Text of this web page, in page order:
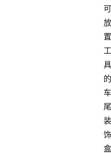
可
放
置
工
具
的
车
尾
装
饰
盒